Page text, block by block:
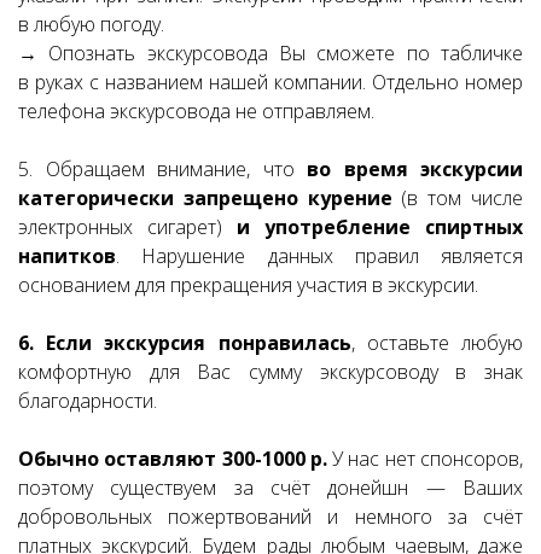
в любую погоду.
→ Опознать экскурсовода Вы сможете по табличке
в руках с названием нашей компании. Отдельно номер
телефона экскурсовода не отправляем.
5. Обращаем внимание, что во время экскурсии
категорически запрещено курение (в том числе
электронных сигарет) и употребление спиртных
напитков. Нарушение данных правил является
основанием для прекращения участия в экскурсии.
6. Если экскурсия понравилась, оставьте любую
комфортную для Вас сумму экскурсоводу в знак
благодарности.
Обычно оставляют 300-1000 р.У нас нет спонсоров,
поэтому существуем за счёт донейшн — Ваших
добровольных пожертвований и немного за счёт
платных экскурсий. Будем рады любым чаевым, даже